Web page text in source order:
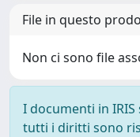
File in questo
Non ci sono file
I documenti in
tutti i diritti sono